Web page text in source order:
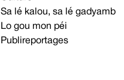
Sa lé kalou, sa lé gadyamb
Lo gou mon péi
Publireportages